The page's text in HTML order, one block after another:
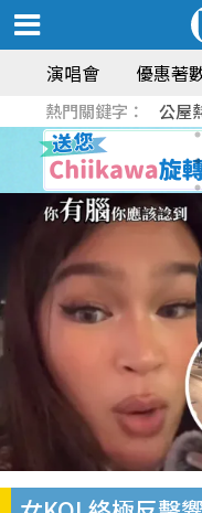
演唱會 優惠著
熱門關鍵字： 公屋